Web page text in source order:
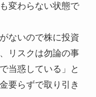
変わらない状態で
ないので株に投資
リスクは勿論の事
当惑している」と
要らずで取り引き